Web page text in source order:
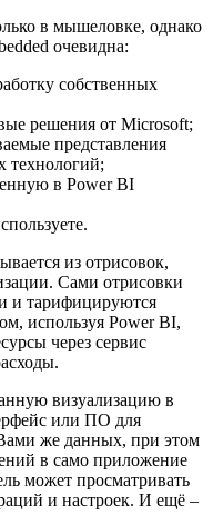
в мышеловке, однако
очевидна:
собственных
решения от Microsoft;
представления
в Power BI
из отрисовок,
Сами отрисовки
и тарифицируются
используя Power BI,
через сервис
визуализацию в
или ПО для
же данных, при этом
в само приложение
может просматривать
и настроек. И ещё –